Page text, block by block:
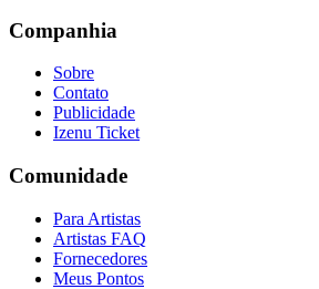
Companhia
Sobre
Contato
Publicidade
Izenu Ticket
Comunidade
Para Artistas
Artistas FAQ
Fornecedores
Meus Pontos